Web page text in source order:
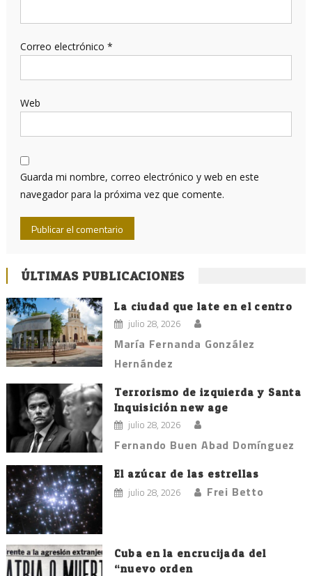
Correo electrónico *
Web
Guarda mi nombre, correo electrónico y web en este
navegador para la próxima vez que comente.
ÚLTIMAS PUBLICACIONES
La ciudad que late en el centro
julio 28, 2026
María Fernanda González
Hernández
Terrorismo de izquierda y Santa
Inquisición new age
julio 28, 2026
Fernando Buen Abad Domínguez
El azúcar de las estrellas
julio 28, 2026 Frei Betto
Cuba en la encrucijada del
“nuevo orden